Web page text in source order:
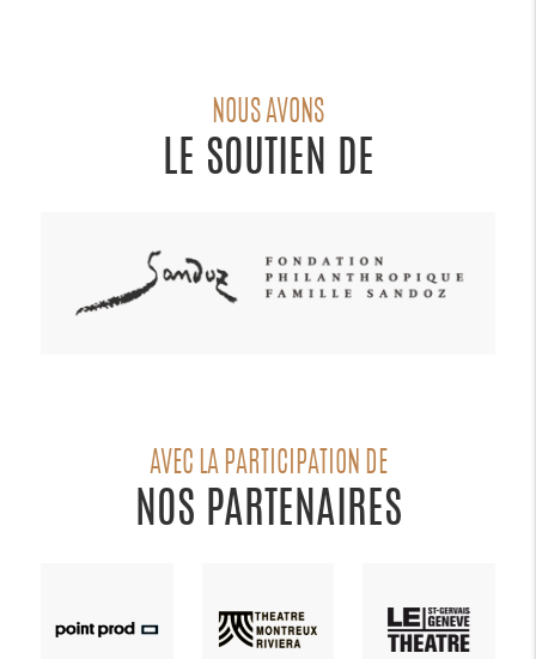
NOUS AVONS
LE SOUTIEN DE
AVEC LA PARTICIPATION DE
NOS PARTENAIRES